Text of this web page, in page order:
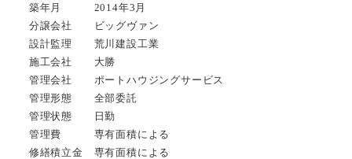
築年月 2014年3月
分譲会社 ビッグヴァン
設計監理 荒川建設工業
施工会社 大勝
管理会社 ポートハウジングサービス
管理形態 全部委託
管理状態 日勤
管理費 専有面積による
修繕積立金 専有面積による